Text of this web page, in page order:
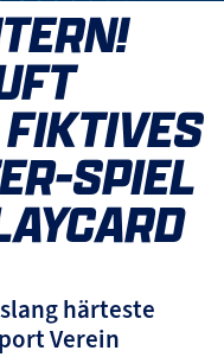
SPIEL
härteste
Verein